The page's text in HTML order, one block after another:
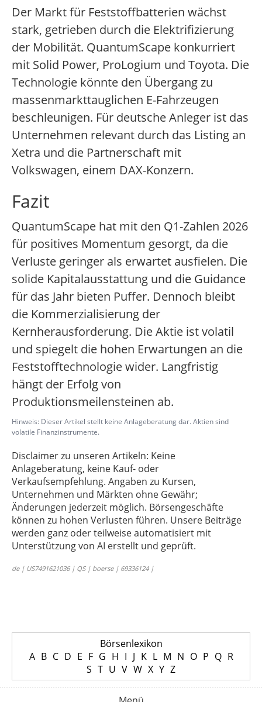
Der Markt für Feststoffbatterien wächst
stark, getrieben durch die Elektrifizierung
der Mobilität. QuantumScape konkurriert
mit Solid Power, ProLogium und Toyota. Die
Technologie könnte den Übergang zu
massenmarkttauglichen E-Fahrzeugen
beschleunigen. Für deutsche Anleger ist das
Unternehmen relevant durch das Listing an
Xetra und die Partnerschaft mit
Volkswagen, einem DAX-Konzern.
Fazit
QuantumScape hat mit den Q1-Zahlen 2026
für positives Momentum gesorgt, da die
Verluste geringer als erwartet ausfielen. Die
solide Kapitalausstattung und die Guidance
für das Jahr bieten Puffer. Dennoch bleibt
die Kommerzialisierung der
Kernherausforderung. Die Aktie ist volatil
und spiegelt die hohen Erwartungen an die
Feststofftechnologie wider. Langfristig
hängt der Erfolg von
Produktionsmeilensteinen ab.
Hinweis: Dieser Artikel stellt keine Anlageberatung dar. Aktien sind
volatile Finanzinstrumente.
Disclaimer zu unseren Artikeln: Keine
Anlageberatung, keine Kauf- oder
Verkaufsempfehlung. Angaben zu Kursen,
Unternehmen und Märkten ohne Gewähr;
Änderungen jederzeit möglich. Börsengeschäfte
können zu hohen Verlusten führen. Unsere Beiträge
werden ganz oder teilweise automatisiert mit
Unterstützung von AI erstellt und geprüft.
de | US7491621036 | QS | boerse | 69336124 |
Börsenlexikon
A B C D E F G H I J K L M N O P Q R
S T U V W X Y Z